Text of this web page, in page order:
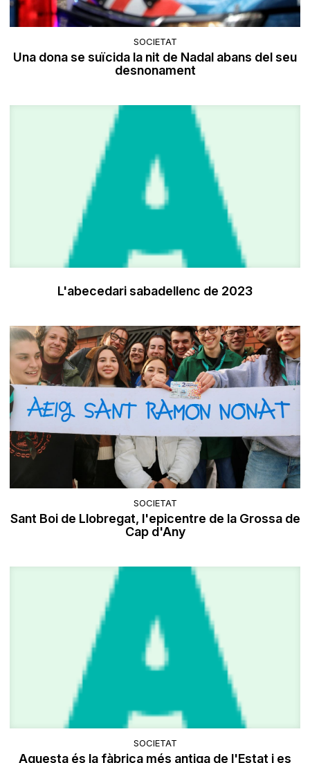
SOCIETAT
Una dona se suïcida la nit de Nadal abans del seu
desnonament
L'abecedari sabadellenc de 2023
SOCIETAT
Sant Boi de Llobregat, l'epicentre de la Grossa de
Cap d'Any
SOCIETAT
Aquesta és la fàbrica més antiga de l'Estat i es